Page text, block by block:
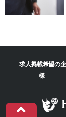
求人掲載希望の
様